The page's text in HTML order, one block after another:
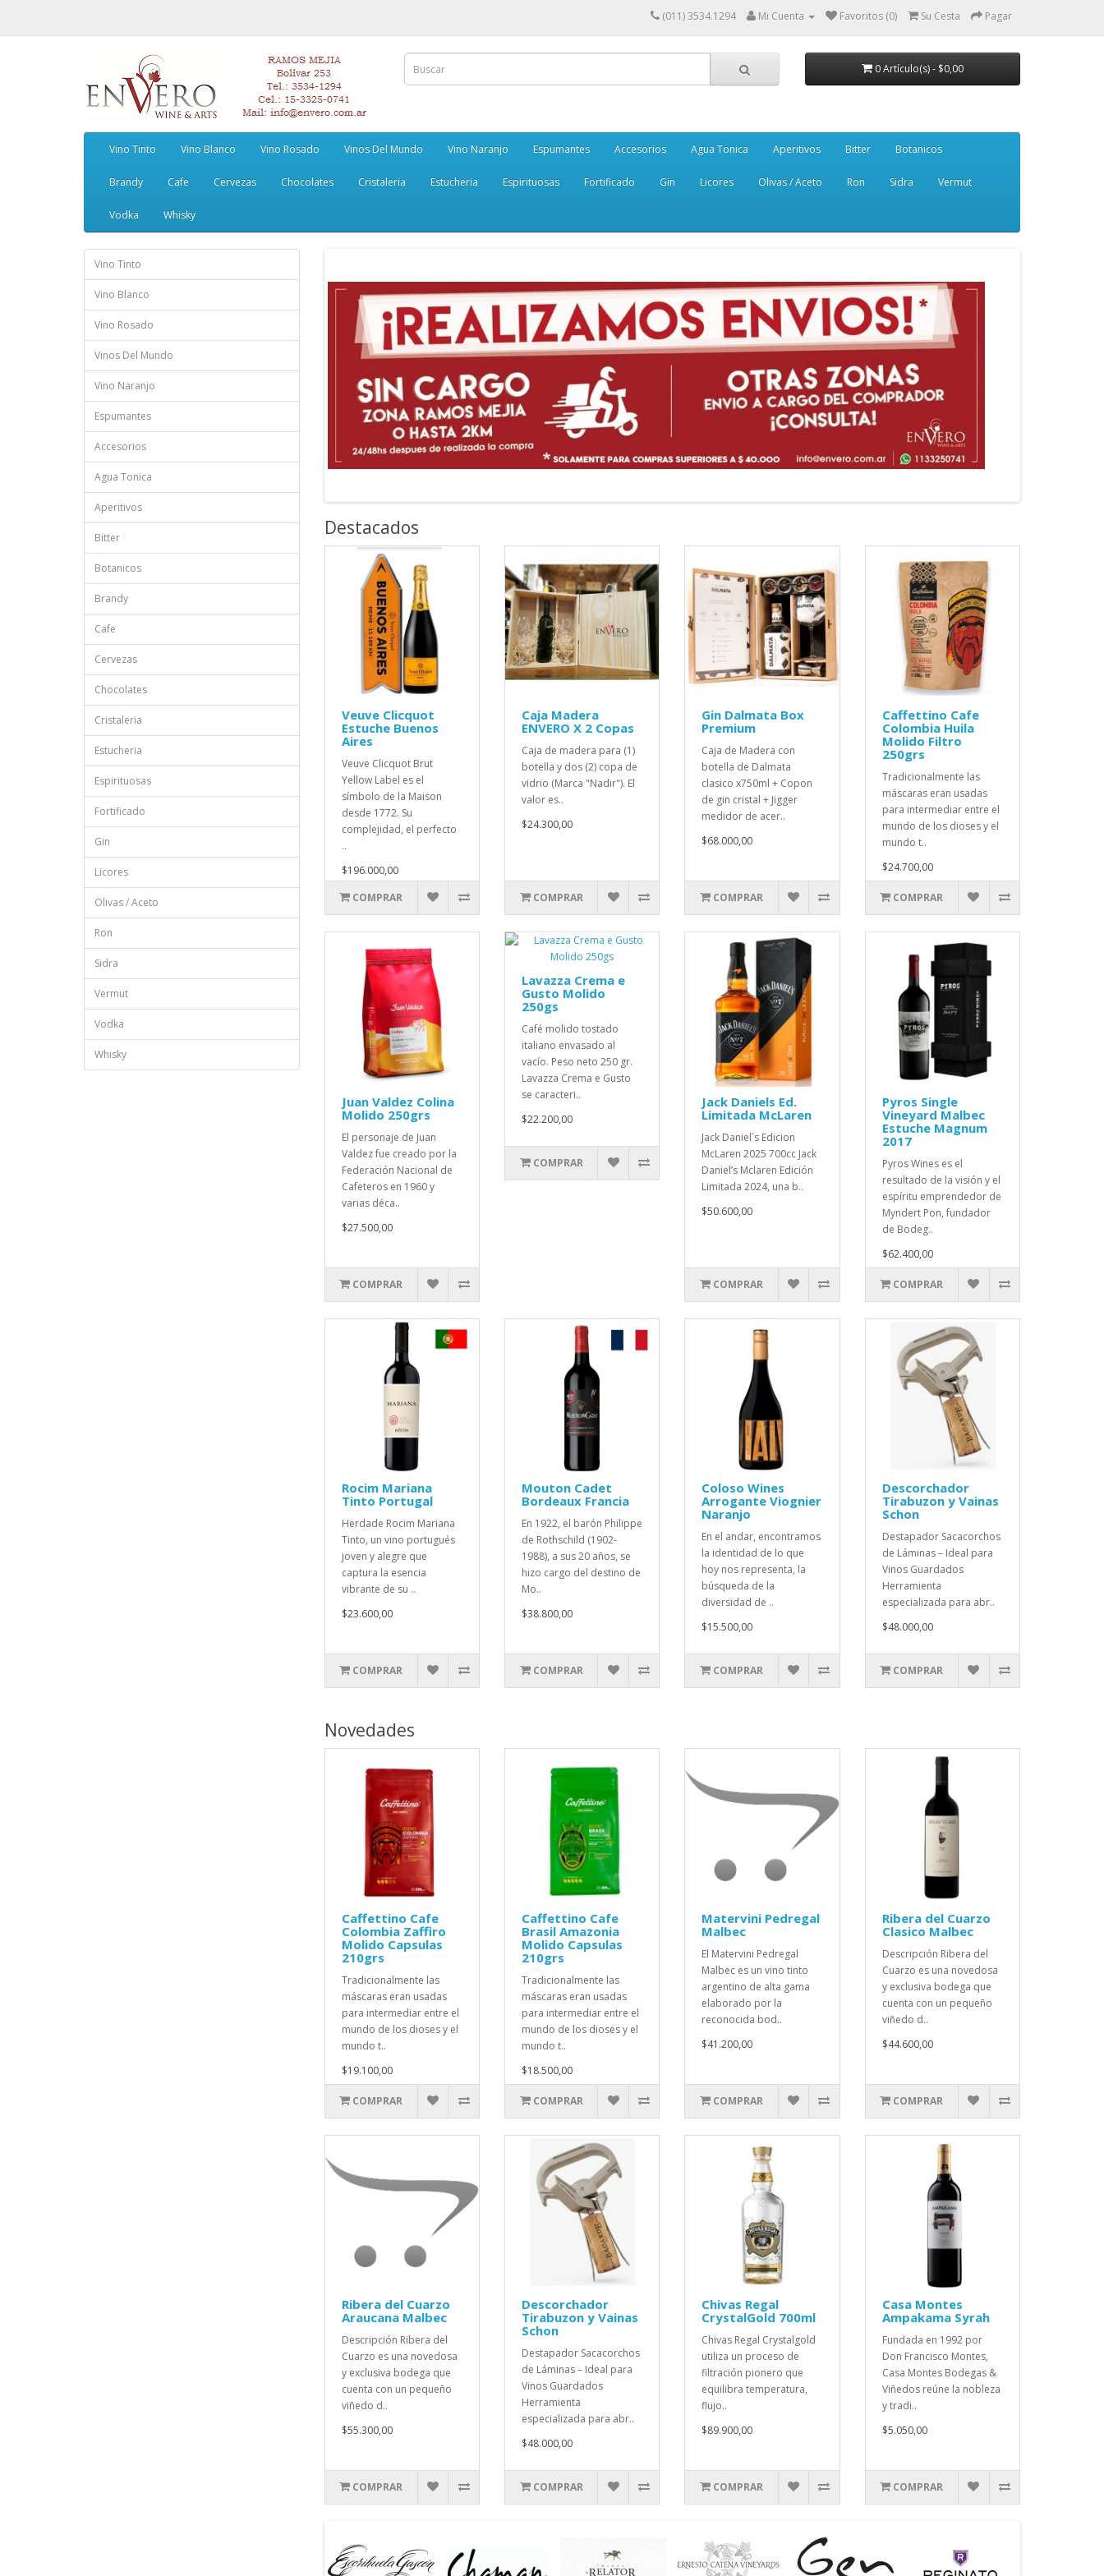
(011) 3534.1294 Mi Cuenta Favoritos (0) Su Cesta Pagar
0 Artículo(s) - $0,00
Vino Tinto Vino Blanco Vino Rosado Vinos Del Mundo Vino Naranjo Espumantes Accesorios Agua Tonica Aperitivos Bitter Botanicos
Brandy Cafe Cervezas Chocolates Cristaleria Estucheria Espirituosas Fortificado Gin Licores Olivas / Aceto Ron Sidra Vermut
Vodka Whisky
Vino Tinto
Vino Blanco
Vino Rosado
Vinos Del Mundo
Vino Naranjo
Espumantes
Accesorios
Agua Tonica
Aperitivos
Bitter
Botanicos
Brandy
Cafe
Cervezas
Chocolates
Cristaleria
Estucheria
Espirituosas
Fortificado
Gin
Licores
Olivas / Aceto
Ron
Sidra
Vermut
Vodka
Whisky
Destacados
Veuve Clicquot
Estuche Buenos
Aires
Veuve Clicquot Brut
Yellow Label es el
símbolo de la Maison
desde 1772. Su
complejidad, el perfecto
..
$196.000,00
COMPRAR
Caja Madera
ENVERO X 2 Copas
Caja de madera para (1)
botella y dos (2) copa de
vidrio (Marca "Nadir"). El
valor es..
$24.300,00
COMPRAR
Gin Dalmata Box
Premium
Caja de Madera con
botella de Dalmata
clasico x750ml + Copon
de gin cristal + Jigger
medidor de acer..
$68.000,00
COMPRAR
Caffettino Cafe
Colombia Huila
Molido Filtro
250grs
Tradicionalmente las
máscaras eran usadas
para intermediar entre el
mundo de los dioses y el
mundo t..
$24.700,00
COMPRAR
Juan Valdez Colina
Molido 250grs
El personaje de Juan
Valdez fue creado por la
Federación Nacional de
Cafeteros en 1960 y
varias déca..
$27.500,00
COMPRAR
Lavazza Crema e
Gusto Molido
250gs
Café molido tostado
italiano envasado al
vacío. Peso neto 250 gr.
Lavazza Crema e Gusto
se caracteri..
$22.200,00
COMPRAR
Jack Daniels Ed.
Limitada McLaren
Jack Daniel´s Edicion
McLaren 2025 700cc Jack
Daniel’s Mclaren Edición
Limitada 2024, una b..
$50.600,00
COMPRAR
Pyros Single
Vineyard Malbec
Estuche Magnum
2017
Pyros Wines es el
resultado de la visión y el
espíritu emprendedor de
Myndert Pon, fundador
de Bodeg..
$62.400,00
COMPRAR
Rocim Mariana
Tinto Portugal
Herdade Rocim Mariana
Tinto, un vino portugués
joven y alegre que
captura la esencia
vibrante de su ..
$23.600,00
COMPRAR
Mouton Cadet
Bordeaux Francia
En 1922, el barón Philippe
de Rothschild (1902-
1988), a sus 20 años, se
hizo cargo del destino de
Mo..
$38.800,00
COMPRAR
Coloso Wines
Arrogante Viognier
Naranjo
En el andar, encontramos
la identidad de lo que
hoy nos representa, la
búsqueda de la
diversidad de ..
$15.500,00
COMPRAR
Descorchador
Tirabuzon y Vainas
Schon
Destapador Sacacorchos
de Láminas – Ideal para
Vinos Guardados
Herramienta
especializada para abr..
$48.000,00
COMPRAR
Novedades
Caffettino Cafe
Colombia Zaffiro
Molido Capsulas
210grs
Tradicionalmente las
máscaras eran usadas
para intermediar entre el
mundo de los dioses y el
mundo t..
$19.100,00
COMPRAR
Caffettino Cafe
Brasil Amazonia
Molido Capsulas
210grs
Tradicionalmente las
máscaras eran usadas
para intermediar entre el
mundo de los dioses y el
mundo t..
$18.500,00
COMPRAR
Matervini Pedregal
Malbec
El Matervini Pedregal
Malbec es un vino tinto
argentino de alta gama
elaborado por la
reconocida bod..
$41.200,00
COMPRAR
Ribera del Cuarzo
Clasico Malbec
Descripción Ribera del
Cuarzo es una novedosa
y exclusiva bodega que
cuenta con un pequeño
viñedo d..
$44.600,00
COMPRAR
Ribera del Cuarzo
Araucana Malbec
Descripción Ribera del
Cuarzo es una novedosa
y exclusiva bodega que
cuenta con un pequeño
viñedo d..
$55.300,00
COMPRAR
Descorchador
Tirabuzon y Vainas
Schon
Destapador Sacacorchos
de Láminas – Ideal para
Vinos Guardados
Herramienta
especializada para abr..
$48.000,00
COMPRAR
Chivas Regal
CrystalGold 700ml
Chivas Regal Crystalgold
utiliza un proceso de
filtración pionero que
equilibra temperatura,
flujo..
$89.900,00
COMPRAR
Casa Montes
Ampakama Syrah
Fundada en 1992 por
Don Francisco Montes,
Casa Montes Bodegas &
Viñedos reúne la nobleza
y tradi..
$5.050,00
COMPRAR